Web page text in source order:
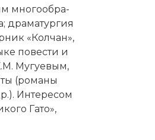
мно­го­об­ра­
дра­ма­тур­гия
«Кол­чан»,
по­вес­ти и
Му­гуе­вым,
(ро­ма­ны
Ин­те­ре­сом
Га­то»,